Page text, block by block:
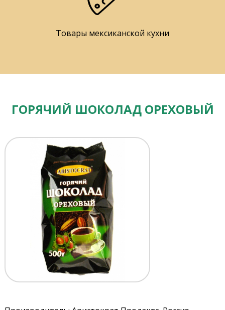
Товары мексиканской кухни
ГОРЯЧИЙ ШОКОЛАД ОРЕХОВЫЙ